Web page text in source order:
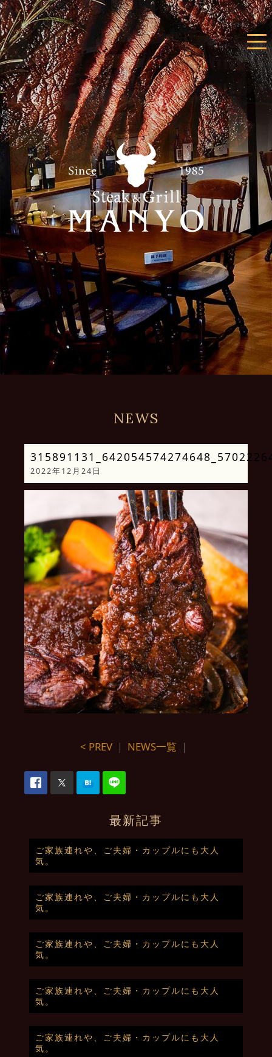
NEWS
2022年12月24日
< PREV ｜ NEWS一覧 ｜
最新記事
ご家族連れや、ご夫婦・カップルにも大人
気。
ご家族連れや、ご夫婦・カップルにも大人
気。
ご家族連れや、ご夫婦・カップルにも大人
気。
ご家族連れや、ご夫婦・カップルにも大人
気。
ご家族連れや、ご夫婦・カップルにも大人
気。